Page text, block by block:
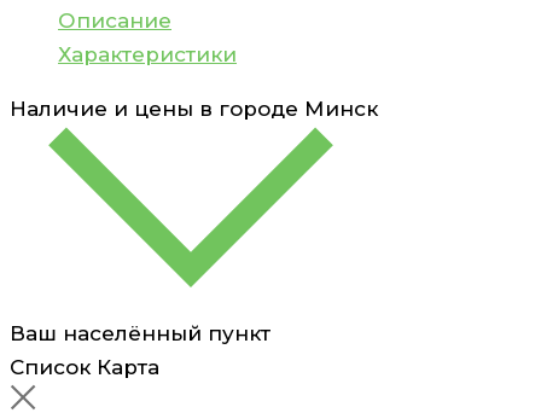
Swiss
Описание
Характеристики
Наличие и цены в городе Минск
Ваш населённый пункт
Список Карта